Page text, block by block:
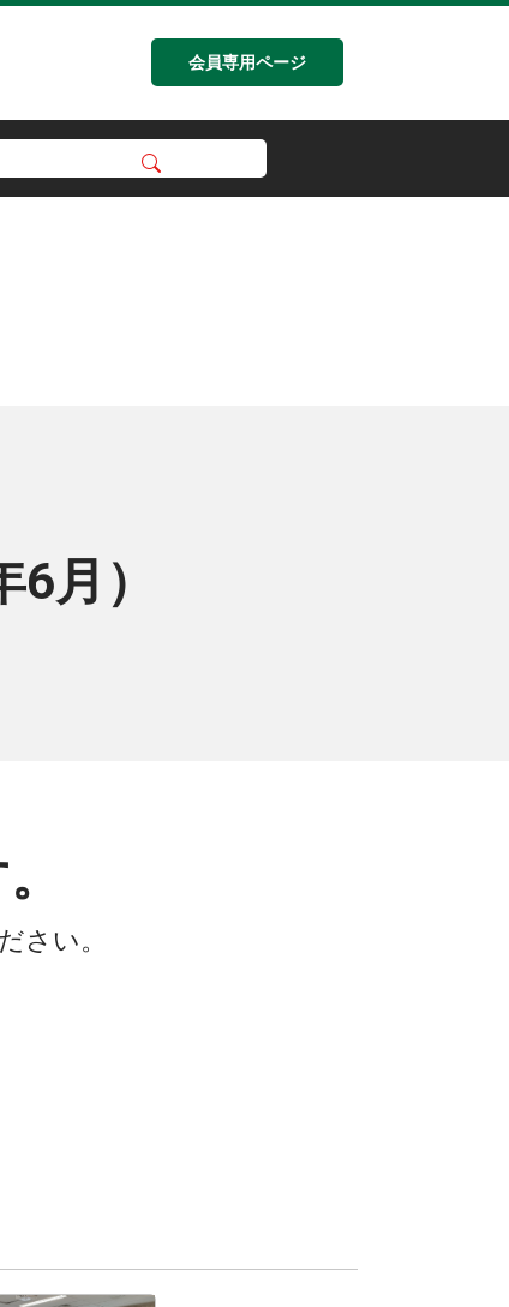
会員専用ページ
月）
さい。